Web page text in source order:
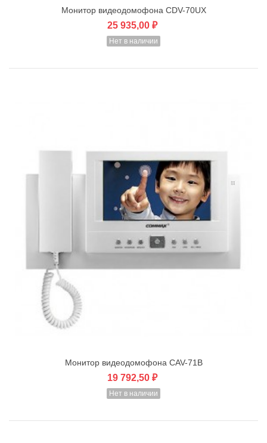
Монитор видеодомофона CDV-70UX
25 935,00 ₽
Нет в наличии
Монитор видеодомофона CAV-71B
19 792,50 ₽
Нет в наличии